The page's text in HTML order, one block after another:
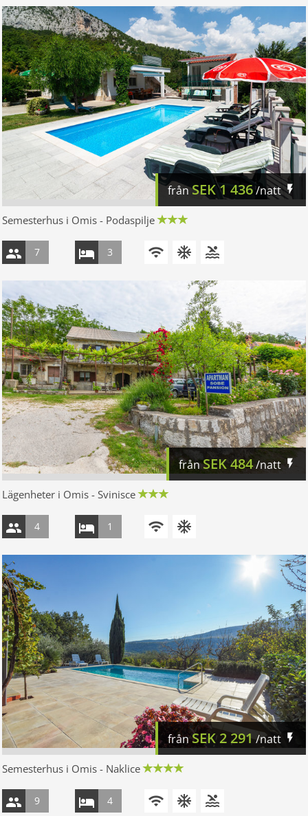
frånSEK1 436/natt
Semesterhus i Omis - Podaspilje
7 3
frånSEK484/natt
Lägenheter i Omis - Svinisce
4 1
frånSEK 2 291/natt
Semesterhus i Omis - Naklice
9 4